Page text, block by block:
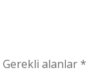
Gerekli alanlar*